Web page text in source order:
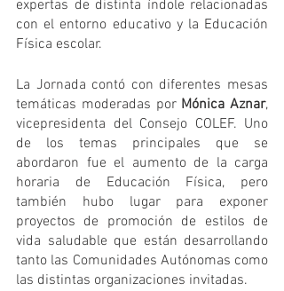
expertas de distinta índole relacionadas
con el entorno educativo y la Educación
Física escolar.
La Jornada contó con diferentes mesas
temáticas moderadas por Mónica Aznar,
vicepresidenta del Consejo COLEF. Uno
de los temas principales que se
abordaron fue el aumento de la carga
horaria de Educación Física, pero
también hubo lugar para exponer
proyectos de promoción de estilos de
vida saludable que están desarrollando
tanto las Comunidades Autónomas como
las distintas organizaciones invitadas.